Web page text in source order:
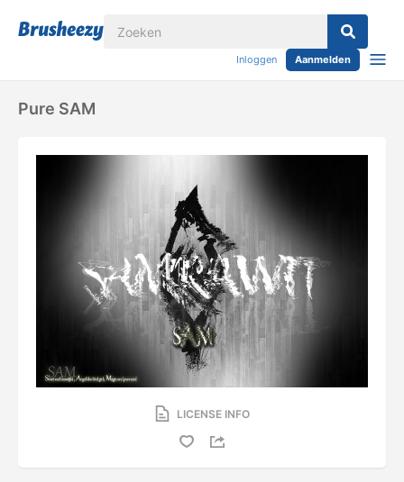
Inloggen Aanmelden
Pure SAM
LICENSE INFO